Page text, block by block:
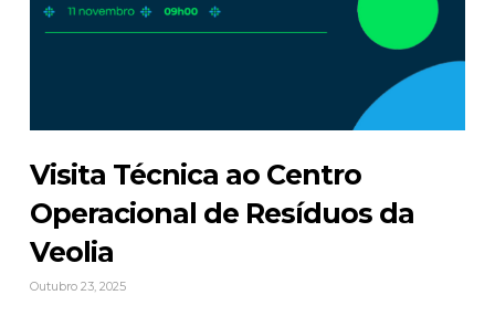
Visita Técnica ao Centro
Operacional de Resíduos da
Veolia
Outubro 23, 2025